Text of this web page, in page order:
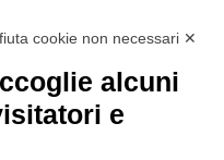
cookie non necessari ✕
alcuni
e